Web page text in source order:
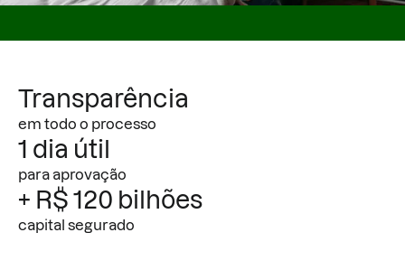
Transparência
em todo o processo
1 dia útil
para aprovação
+ R$ 120 bilhões
capital segurado